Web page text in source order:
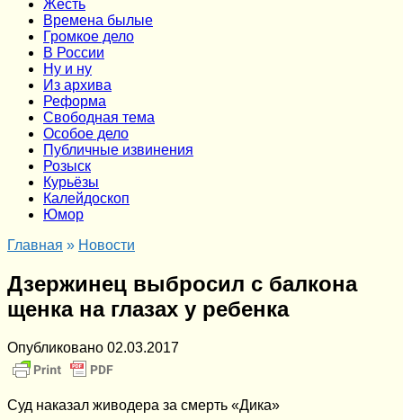
Жесть
Времена былые
Громкое дело
В России
Ну и ну
Из архива
Реформа
Cвободная тема
Особое дело
Публичные извинения
Розыск
Курьёзы
Калейдоскоп
Юмор
Главная » Новости
Дзержинец выбросил с балкона
щенка на глазах у ребенка
Опубликовано 02.03.2017
Суд наказал живодера за смерть «Дика»